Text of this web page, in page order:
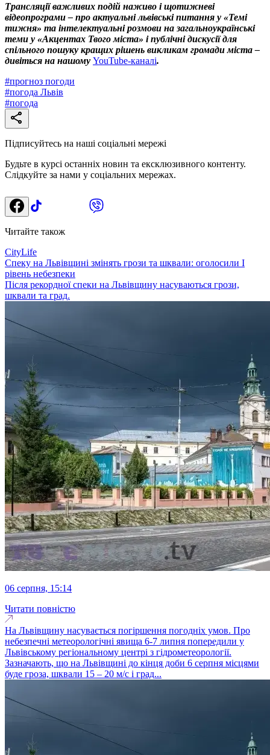
Трансляції важливих подій наживо і щотижневі
відеопрограми – про актуальні львівські питання у «Темі
тижня» та інтелектуальні розмови на загальноукраїнські
теми у «Акцентах Твого міста» і публічні дискусії для
спільного пошуку кращих рішень викликам громади міста –
дивіться на нашому YouTube-каналі.
#прогноз погоди
#погода Львів
#погода
Підписуйтесь на наші соціальні мережі
Будьте в курсі останніх новин та ексклюзивного контенту.
Слідкуйте за нами у соціальних мережах.
Читайте також
CityLife
Спеку на Львівщині змінять грози та шквали: оголосили І
рівень небезпеки
Після рекордної спеки на Львівщину насуваються грози,
шквали та град.
06 серпня, 15:14
Читати повністю
На Львівщину насувається погіршення погодніх умов. Про
небезпечні метеорологічні явища 6-7 липня попередили у
Львівському регіональному центрі з гідрометеорології.
Зазначають, що на Львівщині до кінця доби 6 серпня місцями
буде гроза, шквали 15 – 20 м/с і град...